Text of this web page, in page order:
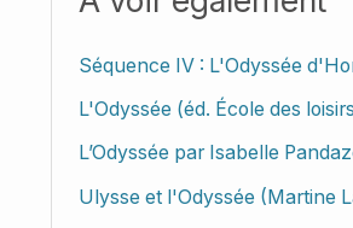
Séquence IV : L'Odyssée
L'Odyssée (éd. École des
L’Odyssée par Isabelle
Ulysse et l'Odyssée (Martine